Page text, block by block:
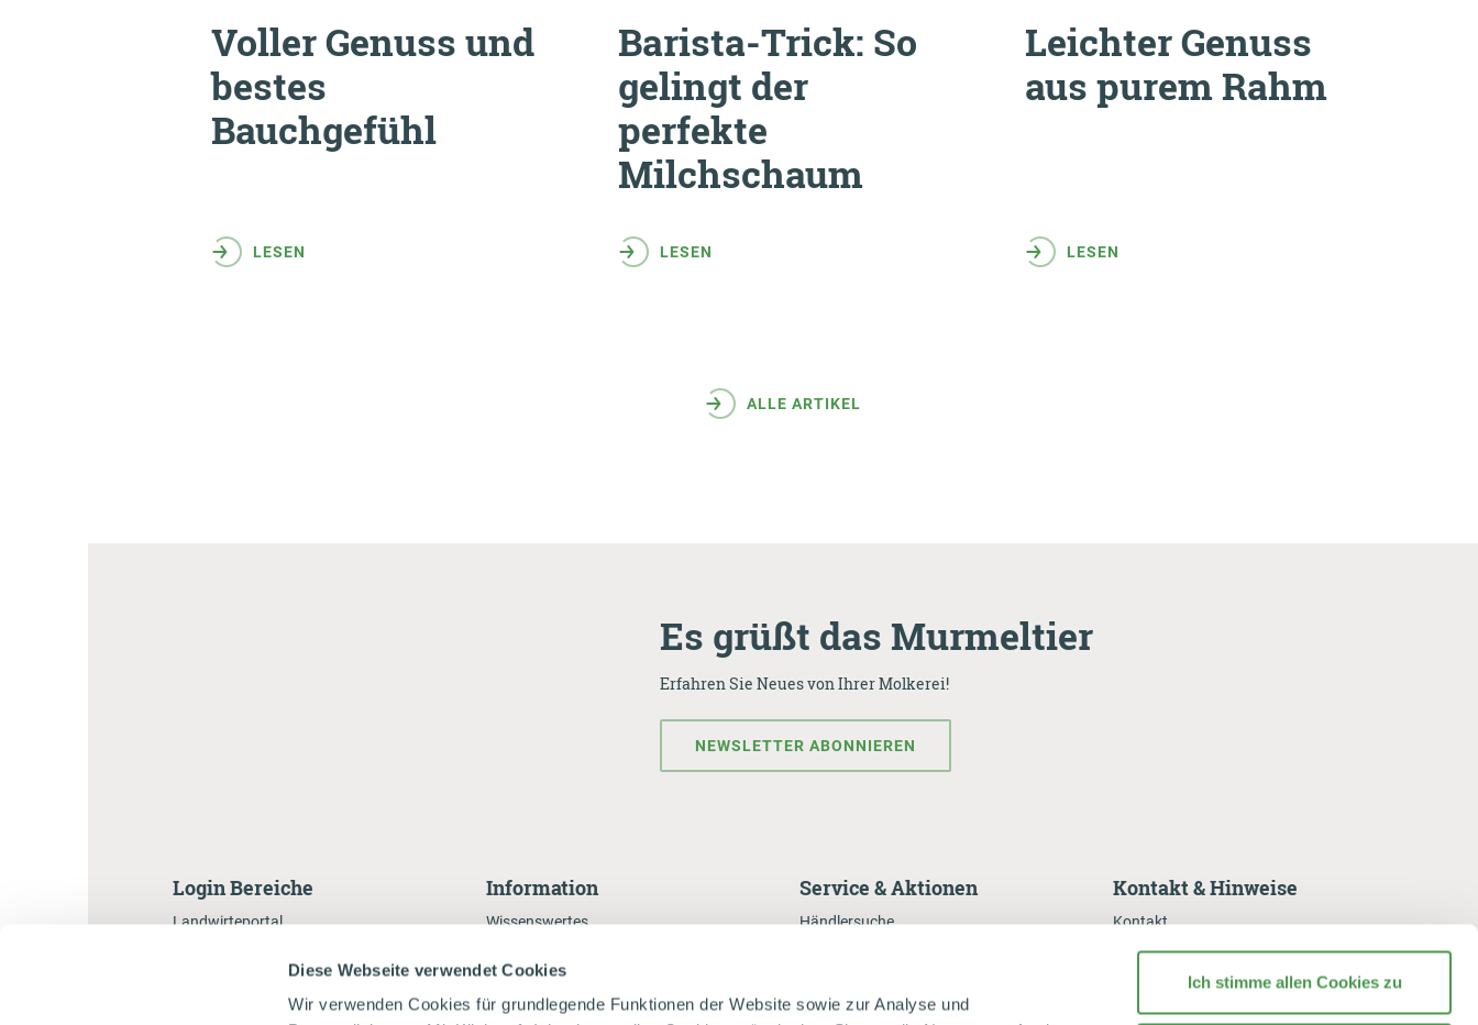
Diese Webseite verwendet Cookies
Wir verwenden Cookies für grundlegende Funktionen der Website sowie zur Analyse und
Ich stimme allen Cookies zu
Voller Genuss und
bestes
Bauchgefühl
LESEN
Barista-Trick: So
gelingt der
perfekte
Milchschaum
LESEN
Leichter Genuss
aus purem Rahm
LESEN
ALLE ARTIKEL
Es grüßt das Murmeltier
Erfahren Sie Neues von Ihrer Molkerei!
NEWSLETTER ABONNIEREN
Login Bereiche
Landwirteportal
Gastronomenportal
Information
Wissenswertes
Nachhaltigkeitsbericht
Service & Aktionen
Händlersuche
Da Kuah auf da Spur
Kontakt & Hinweise
Kontakt
Reklamation
Datenschutzerklärung
Datenschutzhinweise